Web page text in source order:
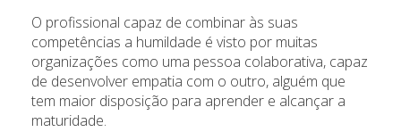
O profissional capaz de combinar às suas
competências a humildade é visto por muitas
organizações como uma pessoa colaborativa, capaz
de desenvolver empatia com o outro, alguém que
tem maior disposição para aprender e alcançar a
maturidade.